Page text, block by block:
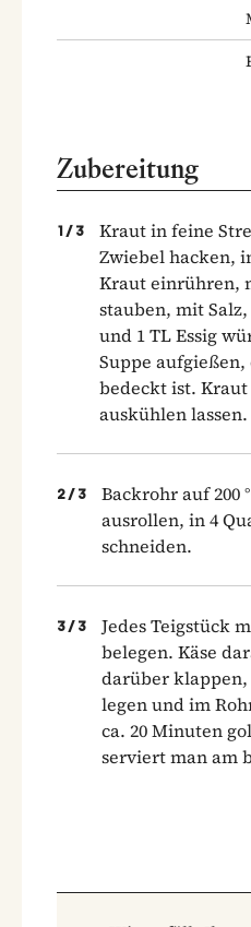
Zubereitung
1 / 3
Kraut in feine
Zwiebel hacken,
Kraut einrühren,
stauben, mit
und 1 TL Essig
Suppe
bedeckt ist.
auskühlen lassen.
2 / 3
Backrohr auf 200
ausrollen, in 4
schneiden.
3 / 3
Jedes Teigstück
belegen. Käse
darüber
legen und im
ca. 20 Minuten
serviert man am